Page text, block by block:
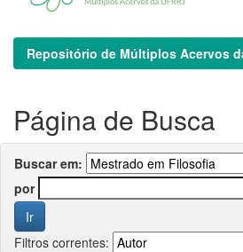
Repositório de Múltiplos Acervos
Página de Busca
Buscar em:
por
Filtros correntes: